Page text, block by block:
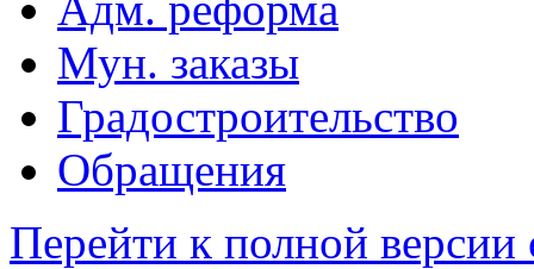
Мун. заказы
Градостроительство
Обращения
Перейти к полной версии